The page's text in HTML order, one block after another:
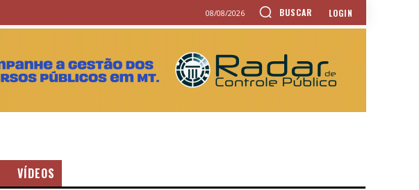
08/08/2026 BUSCAR LOGIN
VÍDEOS